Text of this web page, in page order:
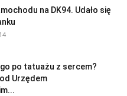
na DK94. Udało się
po tatuażu z sercem?
Urzędem